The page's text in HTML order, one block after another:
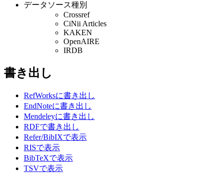
データソース種別
Crossref
CiNii Articles
KAKEN
OpenAIRE
IRDB
書き出し
RefWorksに書き出し
EndNoteに書き出し
Mendeleyに書き出し
RDFで書き出し
Refer/BibIXで表示
RISで表示
BibTeXで表示
TSVで表示